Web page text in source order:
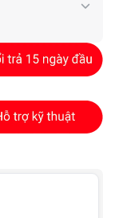
mại.
hoặc cần khả
thì 50mm f/1.2
kính đáng mua